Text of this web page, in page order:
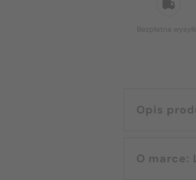
Bezpłatna
Opis